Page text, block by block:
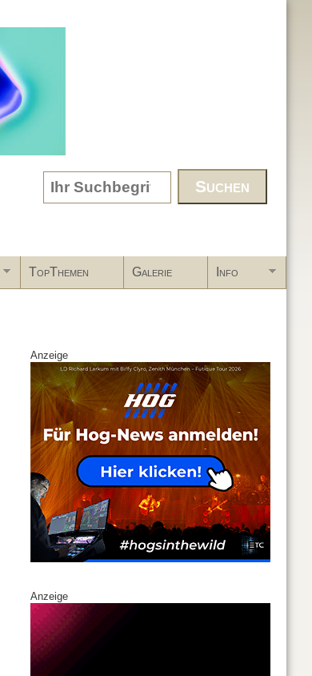
Search form
TopThemen Galerie Info
Anzeige
Anzeige